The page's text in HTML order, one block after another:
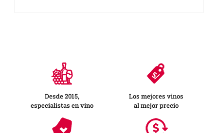
Desde 2015,
especialistas en vino
Los mejores vinos
al mejor precio